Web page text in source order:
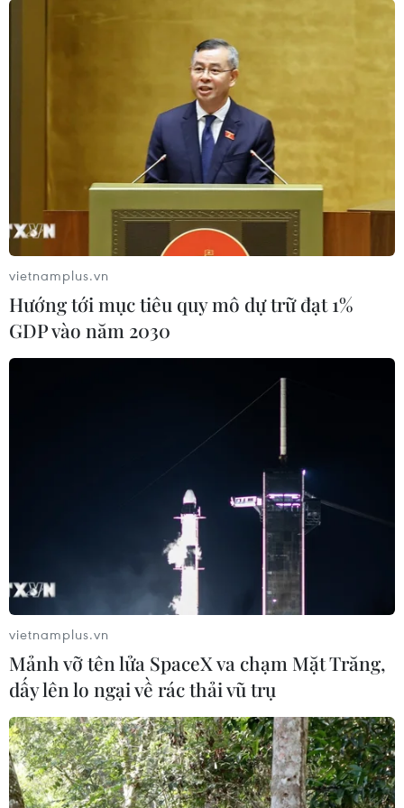
vietnamplus.vn
Hướng tới mục tiêu quy mô dự trữ đạt 1%
GDP vào năm 2030
vietnamplus.vn
Mảnh vỡ tên lửa SpaceX va chạm Mặt Trăng,
dấy lên lo ngại về rác thải vũ trụ